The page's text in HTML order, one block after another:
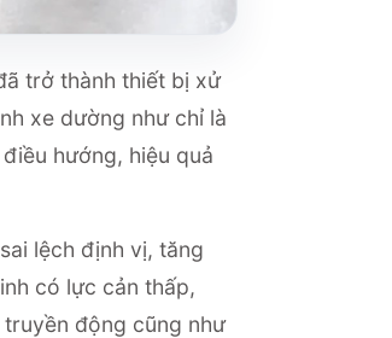
trở thành thiết bị xử
xe dường như chỉ là
hướng, hiệu quả
lệch định vị, tăng
có lực cản thấp,
động cũng như